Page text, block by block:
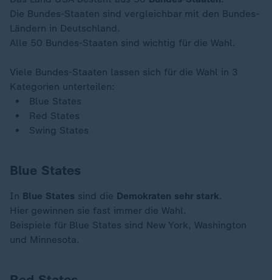
Die Bundes-Staaten sind vergleichbar mit den Bundes-
Ländern in Deutschland.
Alle 50 Bundes-Staaten sind wichtig für die Wahl.
Viele Bundes-Staaten lassen sich für die Wahl in 3
Kategorien unterteilen:
Blue States
Red States
Swing States
Blue States
In Blue States sind die Demokraten sehr stark.
Hier gewinnen sie fast immer die Wahl.
Beispiele für Blue States sind New York, Washington
und Minnesota.